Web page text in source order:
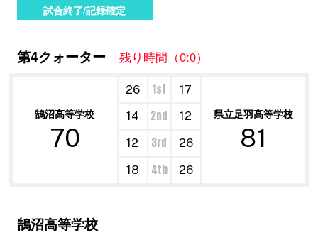
試合終了/記録確定
第4クォーター 残り時間（0:0）
鵠沼高等学校
70
26 1st
17
県立足羽高等学校
81
14 2nd
12
12
3rd
26
18
4th 26
鵠沼高等学校